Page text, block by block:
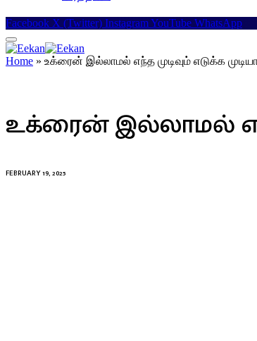
Facebook X (Twitter) InstagramYouTube WhatsApp
Home » உக்ரைன் இல்லாமல் எந்த முடிவும் எடுக்க
உக்ரைன் இல்லாமல்
FEBRUARY 19, 2025